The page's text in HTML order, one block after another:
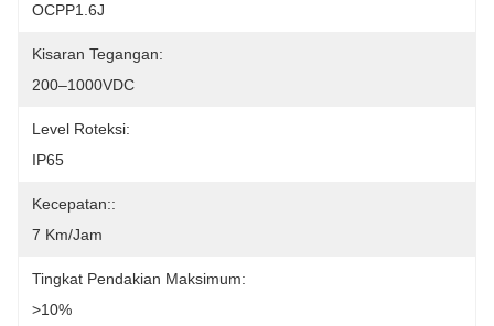
OCPP1.6J
Kisaran Tegangan:
200–1000VDC
Level Roteksi:
IP65
Kecepatan::
7 Km/jam
Tingkat Pendakian Maksimum:
>10%